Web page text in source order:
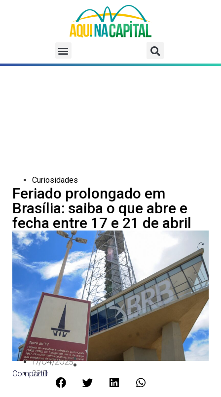
Curiosidades
Feriado prolongado em
Brasília: saiba o que abre e
fecha entre 17 e 21 de abril
17/04/2025
22:05
Compartilhe: